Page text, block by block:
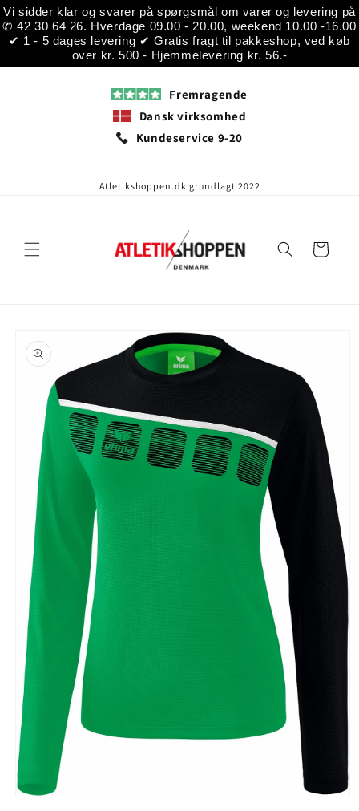
Vi sidder klar og svarer på spørgsmål om varer og levering på
✆ 42 30 64 26. Hverdage 09.00 - 20.00, weekend 10.00 -16.00
✔ 1 - 5 dages levering ✔ Gratis fragt til pakkeshop, ved køb
over kr. 500 - Hjemmelevering kr. 56.-
Gå til
indhold
Fremragende
Dansk virksomhed
Kundeservice 9-20
Atletikshoppen.dk grundlagt 2022
Indkøbskurv